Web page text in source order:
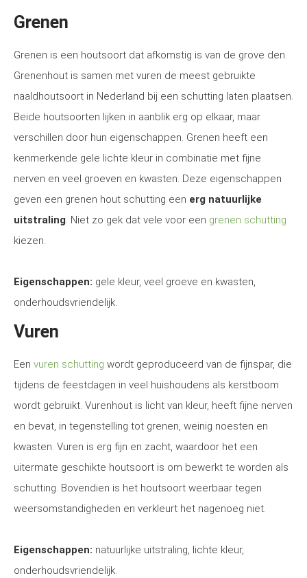
Grenen
Grenen is een houtsoort dat afkomstig is van de grove den.
Grenenhout is samen met vuren de meest gebruikte
naaldhoutsoort in Nederland bij een schutting laten plaatsen.
Beide houtsoorten lijken in aanblik erg op elkaar, maar
verschillen door hun eigenschappen. Grenen heeft een
kenmerkende gele lichte kleur in combinatie met fijne
nerven en veel groeven en kwasten. Deze eigenschappen
geven een grenen hout schutting een erg natuurlijke
uitstraling. Niet zo gek dat vele voor een grenen schutting
kiezen.
Eigenschappen: gele kleur, veel groeve en kwasten,
onderhoudsvriendelijk.
Vuren
Een vuren schutting wordt geproduceerd van de fijnspar, die
tijdens de feestdagen in veel huishoudens als kerstboom
wordt gebruikt. Vurenhout is licht van kleur, heeft fijne nerven
en bevat, in tegenstelling tot grenen, weinig noesten en
kwasten. Vuren is erg fijn en zacht, waardoor het een
uitermate geschikte houtsoort is om bewerkt te worden als
schutting. Bovendien is het houtsoort weerbaar tegen
weersomstandigheden en verkleurt het nagenoeg niet.
Eigenschappen: natuurlijke uitstraling, lichte kleur,
onderhoudsvriendelijk.